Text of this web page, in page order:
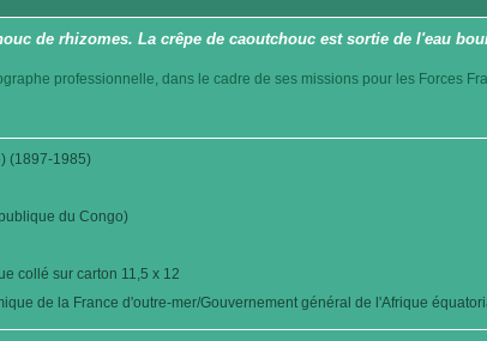
de rhizomes. La crêpe de caoutchouc est sortie de l'eau
professionnelle, dans le cadre de ses missions pour les Forces
(1897-1985)
du Congo)
collé sur carton 11,5 x 12
de la France d'outre-mer/Gouvernement général de l'Afrique